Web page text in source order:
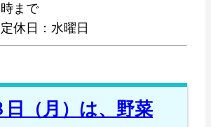
時まで
定休日：水曜日
日（月）は、野菜